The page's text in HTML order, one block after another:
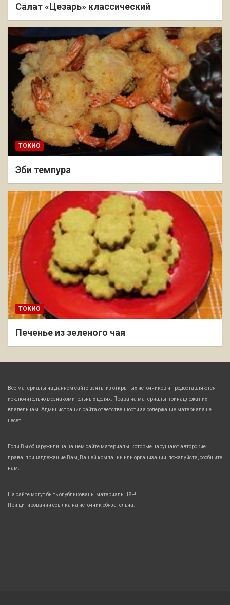
Салат «Цезарь» классический
ТОКИО
Эби темпура
ТОКИО
Печенье из зеленого чая
Все материалы на данном сайте взяты из открытых источников и предоставляются
исключительно в ознакомительных целях. Права на материалы принадлежат их
владельцам. Администрация сайта ответственности за содержание материала не
несет.
Если Вы обнаружили на нашем сайте материалы, которые нарушают авторские
права, принадлежащие Вам, Вашей компании или организации, пожалуйста, сообщите
нам.
На сайте могут быть опубликованы материалы 18+!
При цитировании ссылка на источник обязательна.